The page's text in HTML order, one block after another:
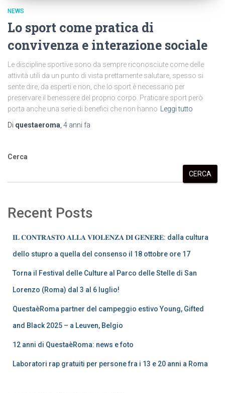
NEWS
Lo sport come pratica di
convivenza e interazione sociale
Le discipline sportive sono da sempre riconosciute come delle
attività utili da un punto di vista prettamente salutare, spesso si
sente dire, da esperti e non, che lo sport è necessario per
preservare il benessere del proprio corpo. Praticare sport però
porta anche una serie di benefici che non hanno Leggi tutto
Di questaeroma, 4 anni fa
Cerca
CERCA
Recent Posts
𝐈𝐋 𝐂𝐎𝐍𝐓𝐑𝐀𝐒𝐓𝐎 𝐀𝐋𝐋𝐀 𝐕𝐈𝐎𝐋𝐄𝐍𝐙𝐀 𝐃𝐈 𝐆𝐄𝐍𝐄𝐑𝐄: dalla cultura
dello stupro a quella del consenso il 18 ottobre ore 17
Torna il Festival delle Culture al Parco delle Stelle di San
Lorenzo (Roma) dal 3 al 6 luglio!
QuestaèRoma partner del campeggio estivo Young, Gifted
and Black 2025 – a Leuven, Belgio
12 anni di QuestaèRoma: news e foto
Laboratori rap gratuiti per persone fra i 13 e 20 anni a Roma